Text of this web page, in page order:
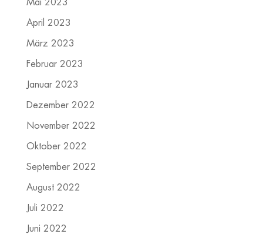
Mai 2023
April 2023
März 2023
Februar 2023
Januar 2023
Dezember 2022
November 2022
Oktober 2022
September 2022
August 2022
Juli 2022
Juni 2022